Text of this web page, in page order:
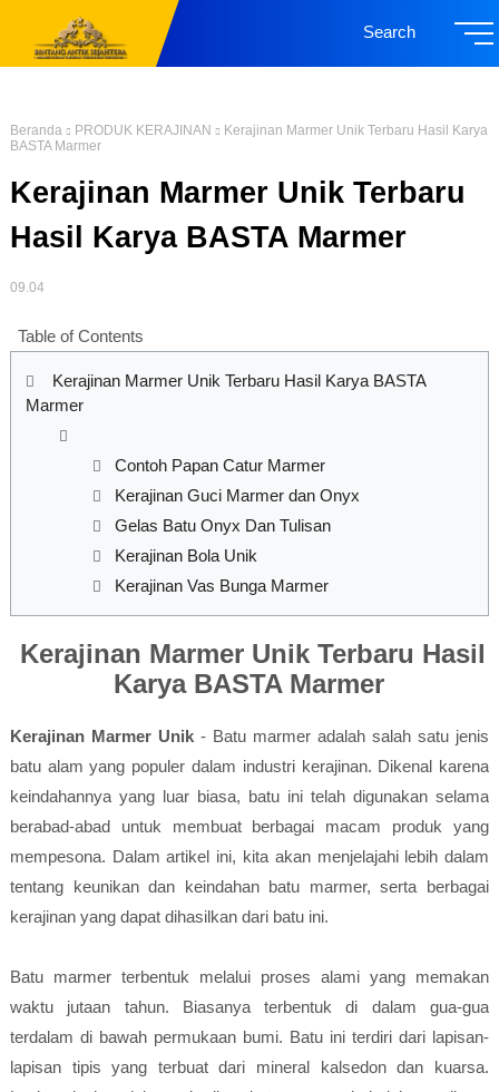
Search
Beranda PRODUK KERAJINAN
Kerajinan Marmer Unik Terbaru Hasil Karya
BASTA Marmer
Kerajinan Marmer Unik Terbaru
Hasil Karya BASTA Marmer
09.04
Table of Contents
Kerajinan Marmer Unik Terbaru Hasil Karya BASTA
Marmer
Contoh Papan Catur Marmer
Kerajinan Guci Marmer dan Onyx
Gelas Batu Onyx Dan Tulisan
Kerajinan Bola Unik
Kerajinan Vas Bunga Marmer
Kerajinan Marmer Unik Terbaru Hasil
Karya BASTA Marmer
Kerajinan Marmer Unik - Batu marmer adalah salah satu jenis
batu alam yang populer dalam industri kerajinan. Dikenal karena
keindahannya yang luar biasa, batu ini telah digunakan selama
berabad-abad untuk membuat berbagai macam produk yang
mempesona. Dalam artikel ini, kita akan menjelajahi lebih dalam
tentang keunikan dan keindahan batu marmer, serta berbagai
kerajinan yang dapat dihasilkan dari batu ini.
Batu marmer terbentuk melalui proses alami yang memakan
waktu jutaan tahun. Biasanya terbentuk di dalam gua-gua
terdalam di bawah permukaan bumi. Batu ini terdiri dari lapisan-
lapisan tipis yang terbuat dari mineral kalsedon dan kuarsa.